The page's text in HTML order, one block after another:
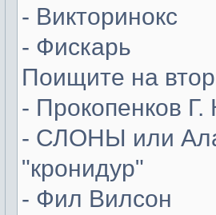
- Викторинокс
- Фискарь
Поищите на
- Прокопенков Г.
- СЛОНЫ или
"кронидур"
- Фил Вилсон